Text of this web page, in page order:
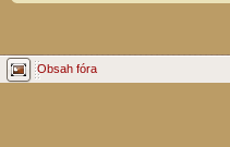
Obsah fóra